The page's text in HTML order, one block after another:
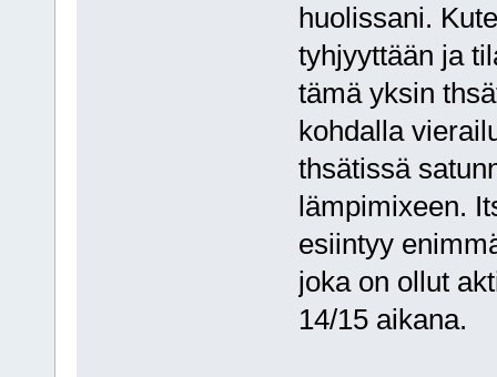
huolissani.
tyhjyyttään ja
tämä yksin
kohdalla
thsätissä
lämpimixeen.
esiintyy
joka on ollut
14/15 aikana.